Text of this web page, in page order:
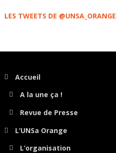
LES TWEETS DE @UNSA_ORANGE
Accueil
A la une ça !
Revue de Presse
L’UNSa Orange
L’organisation